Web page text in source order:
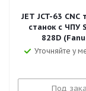
JET JCT-63 CNC
станок с ЧПУ
828D
Уточняйте у
Под